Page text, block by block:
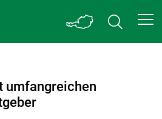
umfangreichen